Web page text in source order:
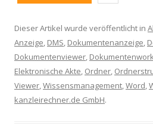
Dieser Artikel wurde veröffentlicht in
Anzeige, DMS, Dokumentenanzeige,
Dokumentenviewer,
Elektronische Akte, Ordner,
Viewer,Wissensmanagement,Word,
kanzleirechner.de GmbH.